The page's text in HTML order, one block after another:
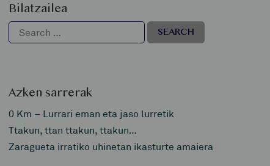
Bilatzailea
Azken sarrerak
0 Km – Lurrari eman eta jaso lurretik
Ttakun, ttan ttakun, ttakun…
Zaragueta irratiko uhinetan ikasturte amaiera